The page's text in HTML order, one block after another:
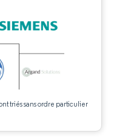
triés sans ordre particulier